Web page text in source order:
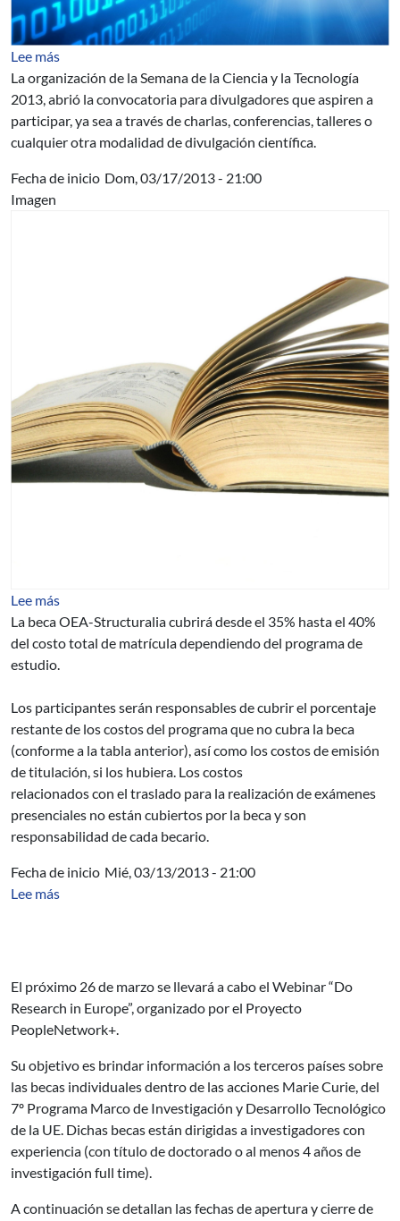
Lee mássobre Se prepara la Semana de la Ciencia y la Tecnología
La organización de la Semana de la Ciencia y la Tecnología
2013, abrió la convocatoria para divulgadores que aspiren a
participar, ya sea a través de charlas, conferencias, talleres o
cualquier otra modalidad de divulgación científica.
Fecha de inicio Dom, 03/17/2013 - 21:00
Imagen
Lee más
La beca OEA-Structuralia cubrirá desde el 35% hasta el 40%
del costo total de matrícula dependiendo del programa de
estudio.
Los participantes serán responsables de cubrir el porcentaje
restante de los costos del programa que no cubra la beca
(conforme a la tabla anterior), así como los costos de emisión
de titulación, si los hubiera. Los costos
relacionados con el traslado para la realización de exámenes
presenciales no están cubiertos por la beca y son
responsabilidad de cada becario.
Fecha de inicio Mié, 03/13/2013 - 21:00
Lee más
El próximo 26 de marzo se llevará a cabo el Webinar “Do
Research in Europe”, organizado por el Proyecto
PeopleNetwork+.
Su objetivo es brindar información a los terceros países sobre
las becas individuales dentro de las acciones Marie Curie, del
7º Programa Marco de Investigación y Desarrollo Tecnológico
de la UE. Dichas becas están dirigidas a investigadores con
experiencia (con título de doctorado o al menos 4 años de
investigación full time).
A continuación se detallan las fechas de apertura y cierre de